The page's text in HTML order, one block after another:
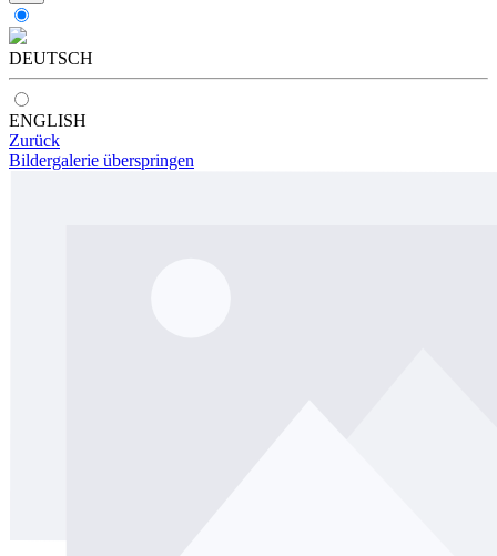
DEUTSCH
ENGLISH
Zurück
Bildergalerie überspringen